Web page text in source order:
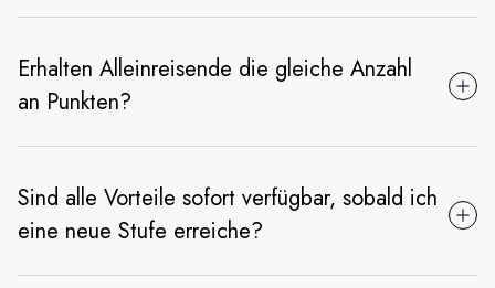
Erhalten Alleinreisende die gleiche Anzahl
an Punkten?
Sind alle Vorteile sofort verfügbar, sobald ich
eine neue Stufe erreiche?